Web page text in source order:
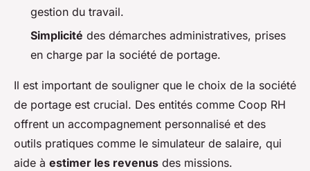
gestion du travail.
Simplicité des démarches administratives, prises
en charge par la société de portage.
Il est important de souligner que le choix de la société
de portage est crucial. Des entités comme Coop RH
offrent un accompagnement personnalisé et des
outils pratiques comme le simulateur de salaire, qui
aide à estimer les revenus des missions.